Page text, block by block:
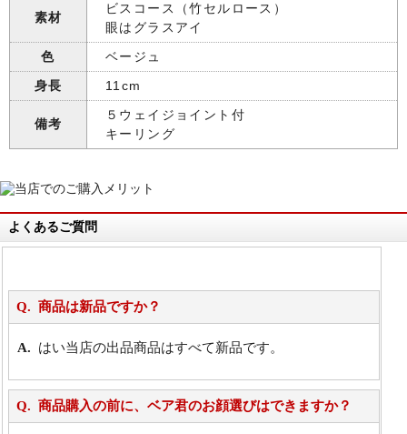
素材
ビスコース（竹セルロース）
眼はグラスアイ
色
ベージュ
身長
11cm
備考
５ウェイジョイント付
キーリング
よくあるご質問
商品は新品ですか？
はい当店の出品商品はすべて新品です。
商品購入の前に、ベア君のお顔選びはできますか？